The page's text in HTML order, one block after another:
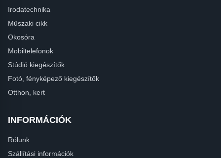
Irodatechnika
Műszaki cikk
Okosóra
Mobiltelefonok
Stúdió kiegészítők
Fotó, fényképező kiegészítők
Otthon, kert
INFORMÁCIÓK
Rólunk
Szállítási információk